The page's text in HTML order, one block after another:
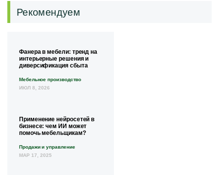
Рекомендуем
Фанера в мебели: тренд на
интерьерные решения и
диверсификация сбыта
Мебельное производство
ИЮЛ 8, 2026
Применение нейросетей в
бизнесе: чем ИИ может
помочь мебельщикам?
Продажи и управление
МАР 17, 2025